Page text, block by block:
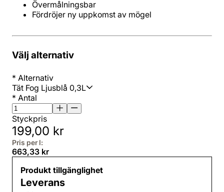
Övermålningsbar
Fördröjer ny uppkomst av mögel
Välj alternativ
* Alternativ
Tät Fog Ljusblå 0,3L
* Antal
Styckpris
199,00 kr
Pris per l:
663,33 kr
Produkt tillgänglighet
Leverans